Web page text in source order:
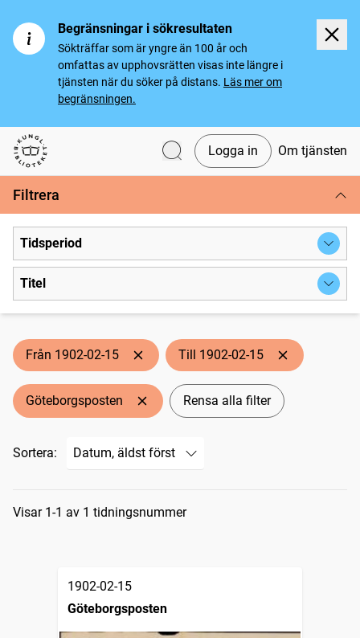
Begränsningar i sökresultaten
Sökträffar som är yngre än 100 år och
omfattas av upphovsrätten visas inte längre i
tjänsten när du söker på distans. Läs mer om
begränsningen.
Svenska tidningar
Logga in Om tjänsten
Filtrera
Tidsperiod
Titel
Från 1902-02-15 Till 1902-02-15
Göteborgsposten Rensa alla filter
Sortera:
Sökresultat
Visar 1-1 av 1 tidningsnummer
1902-02-15
Göteborgsposten